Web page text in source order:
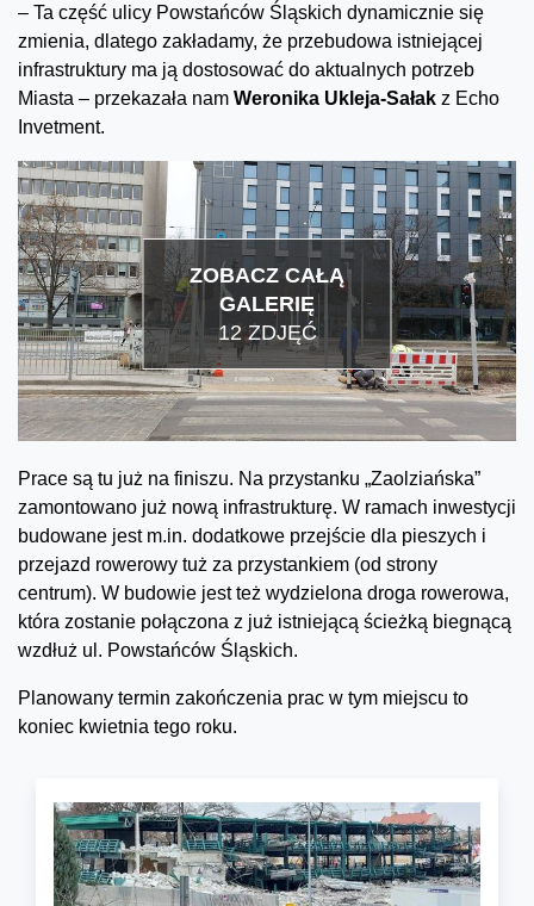
– Ta część ulicy Powstańców Śląskich dynamicznie się
zmienia, dlatego zakładamy, że przebudowa istniejącej
infrastruktury ma ją dostosować do aktualnych potrzeb
Miasta – przekazała nam Weronika Ukleja-Sałak z Echo
Invetment.
ZOBACZ CAŁĄ
GALERIĘ
12 ZDJĘĆ
Prace są tu już na finiszu. Na przystanku „Zaolziańska”
zamontowano już nową infrastrukturę. W ramach inwestycji
budowane jest m.in. dodatkowe przejście dla pieszych i
przejazd rowerowy tuż za przystankiem (od strony
centrum). W budowie jest też wydzielona droga rowerowa,
która zostanie połączona z już istniejącą ścieżką biegnącą
wzdłuż ul. Powstańców Śląskich.
Planowany termin zakończenia prac w tym miejscu to
koniec kwietnia tego roku.